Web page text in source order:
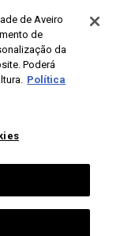
de Aveiro
de
da
Poderá
Política